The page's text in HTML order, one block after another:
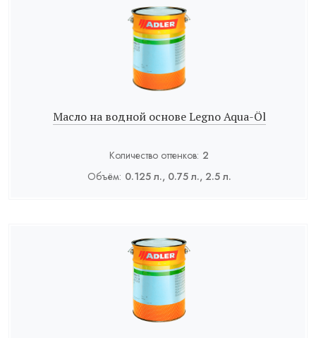
Масло на водной основе Legno Aqua-Öl
Количество оттенков: 2
Объём: 0.125 л., 0.75 л., 2.5 л.